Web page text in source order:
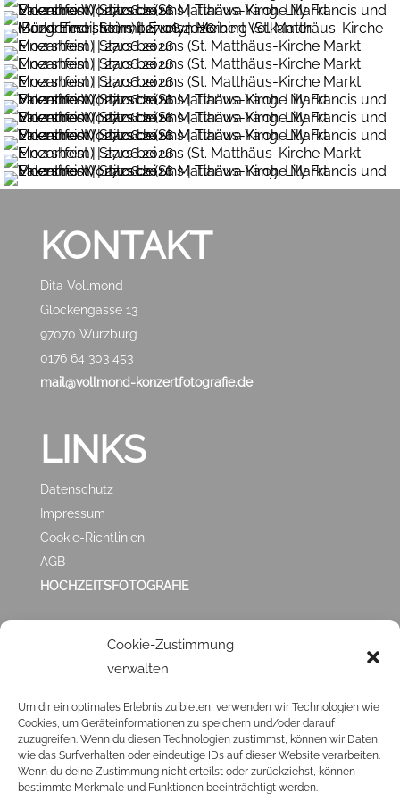
Cookie-Zustimmung
verwalten
Um dir ein optimales Erlebnis zu bieten, verwenden wir Technologien wie
Cookies, um Geräteinformationen zu speichern und/oder darauf
zuzugreifen. Wenn du diesen Technologien zustimmst, können wir Daten
wie das Surfverhalten oder eindeutige IDs auf dieser Website verarbeiten.
Wenn du deine Zustimmung nicht erteilst oder zurückziehst, können
bestimmte Merkmale und Funktionen beeinträchtigt werden.
KONTAKT
Dita Vollmond
Glockengasse 13
97070 Würzburg
0176 64 303 453
mail@vollmond-konzertfotografie.de
LINKS
Datenschutz
Impressum
Cookie-Richtlinien
AGB
HOCHZEITSFOTOGRAFIE
ZUFRIEDEN MIT
MIR?
Klick ❤️HIER❤️ und hinterlasse mir eineGOOGLE
BEWERTUNG. Ich veröffentliche sie dann auch hier in
den Testimonials.